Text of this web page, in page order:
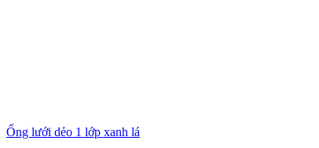
Ống lưới dẻo 1 lớp xanh lá